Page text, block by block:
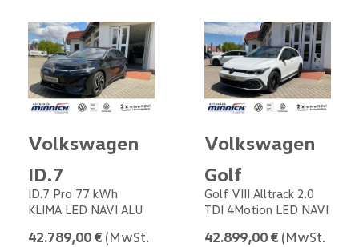
Volkswagen
ID.7
ID.7 Pro 77 kWh
KLIMA LED NAVI ALU
42.789,00 € (MwSt.
Volkswagen
Golf
Golf VIII Alltrack 2.0
TDI 4Motion LED NAVI
42.899,00 € (MwSt.